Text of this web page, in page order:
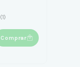
(1)
Comprar